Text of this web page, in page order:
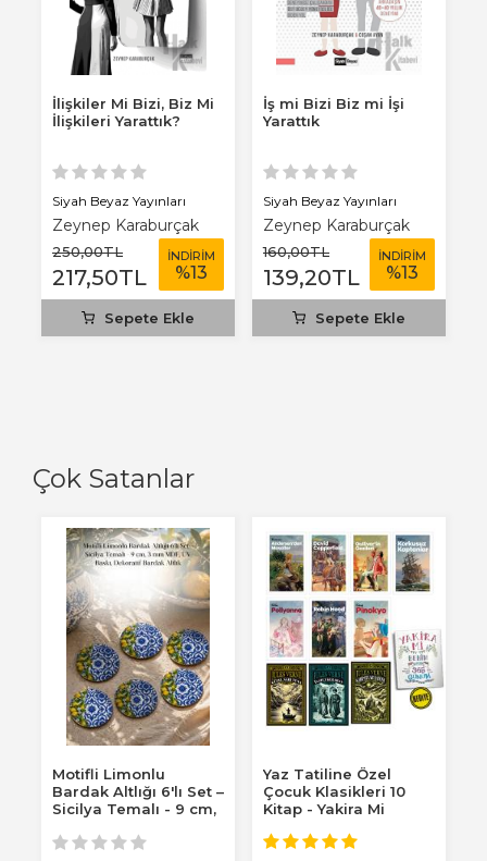
Çok Satanlar
Motifli Limonlu
Bardak Altlığı 6'lı Set –
Sicilya Temalı - 9 cm,
Yaz Tatiline Özel
Çocuk Klasikleri 10
Kitap - Yakira Mi
İlişkiler Mi Bizi, Biz Mi
İlişkileri Yarattık?
Siyah Beyaz Yayınları
Zeynep Karaburçak
250,00TL
217,50TL
İNDİRİM
%13
Sepete Ekle
İş mi Bizi Biz mi İşi
Yarattık
Siyah Beyaz Yayınları
Zeynep Karaburçak
160,00TL
139,20TL
İNDİRİM
%13
Sepete Ekle